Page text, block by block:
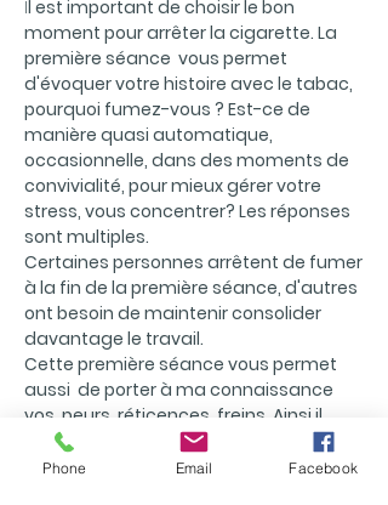
Il est important de choisir le bon
moment pour arrêter la cigarette. La
première séance vous permet
d'évoquer votre histoire avec le tabac,
pourquoi fumez-vous ? Est-ce de
manière quasi automatique,
occasionnelle, dans des moments de
convivialité, pour mieux gérer votre
stress, vous concentrer? Les réponses
sont multiples.
Certaines personnes arrêtent de fumer
à la fin de la première séance, d'autres
ont besoin de maintenir consolider
davantage le travail.
Cette première séance vous permet
aussi de porter à ma connaissance
vos peurs, réticences, freins. Ainsi il
arrive qu'arrêter de fumer ne soit pas la
priorité et qu'il faille aborder en
Phone Email Facebook